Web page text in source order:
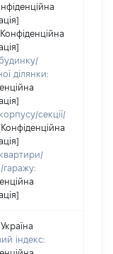
ділянки:
секції/
гаражу:
Україна
індекс: